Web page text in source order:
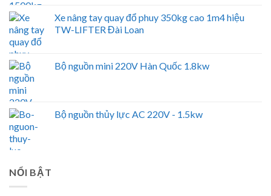
Xe nâng tay quay đổ phuy 350kg cao 1m4 hiệu
TW-LIFTER Đài Loan
Bộ nguồn mini 220V Hàn Quốc 1.8kw
Bộ nguồn thủy lực AC 220V - 1.5kw
NỔI BẬT